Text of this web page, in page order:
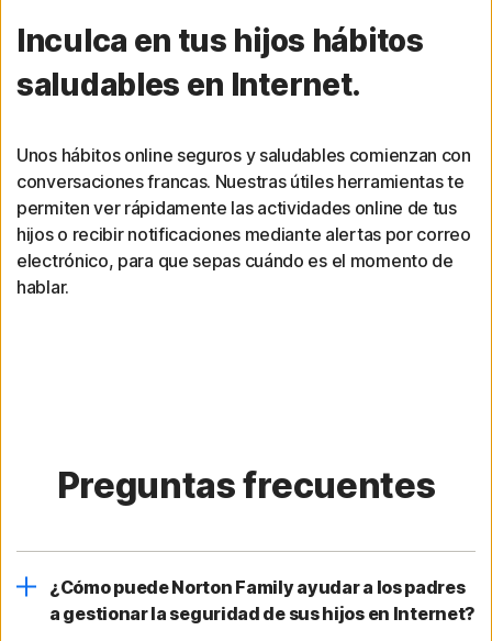
Inculca en tus hijos hábitos
saludables en Internet.
Unos hábitos online seguros y saludables comienzan con
conversaciones francas. Nuestras útiles herramientas te
permiten ver rápidamente las actividades online de tus
hijos o recibir notificaciones mediante alertas por correo
electrónico, para que sepas cuándo es el momento de
hablar.
Preguntas frecuentes
¿Cómo puede Norton Family ayudar a los padres
a gestionar la seguridad de sus hijos en Internet?